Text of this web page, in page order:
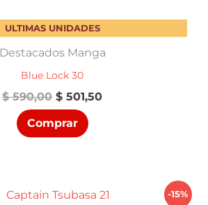
ULTIMAS UNIDADES
Destacados Manga
Blue Lock 30
$590,00 El
precio
original
era:
$ 501,50El
Comprar
-15%